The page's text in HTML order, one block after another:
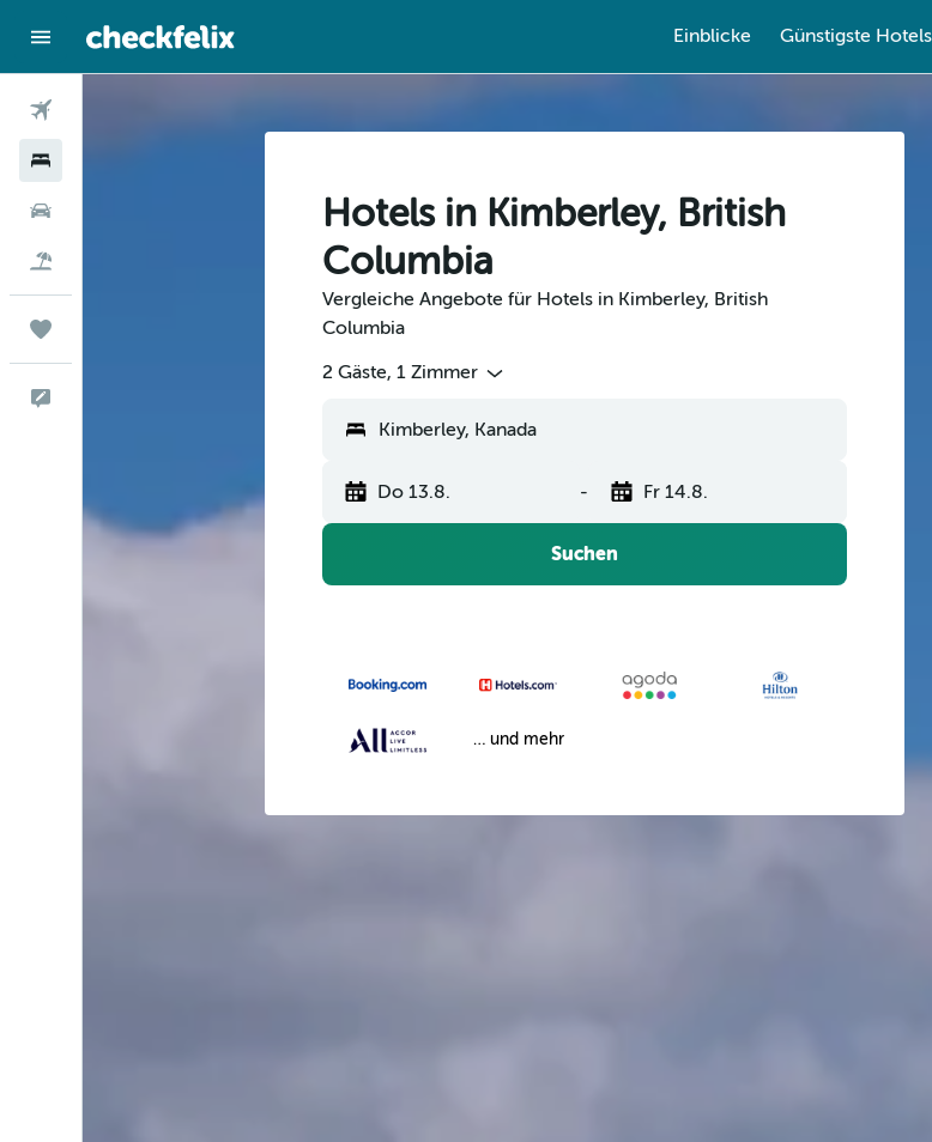
Einblicke Günstigste Hotels
Hotels in Kimberley, British
Columbia
Vergleiche Angebote für Hotels in Kimberley, British
Columbia
2 Gäste, 1 Zimmer
Kimberley, Kanada
Do 13.8. - Fr 14.8.
Suchen
… und mehr